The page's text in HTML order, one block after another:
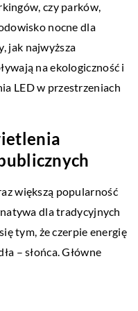
czy parków,
nocne dla
jak najwyższa
na ekologiczność i
LED w przestrzeniach
większą popularność
dla tradycyjnych
tym, że czerpie energię
– słońca. Główne